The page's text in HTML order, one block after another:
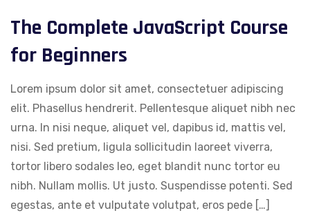
The Complete JavaScript Course
for Beginners
Lorem ipsum dolor sit amet, consectetuer adipiscing
elit. Phasellus hendrerit. Pellentesque aliquet nibh nec
urna. In nisi neque, aliquet vel, dapibus id, mattis vel,
nisi. Sed pretium, ligula sollicitudin laoreet viverra,
tortor libero sodales leo, eget blandit nunc tortor eu
nibh. Nullam mollis. Ut justo. Suspendisse potenti. Sed
egestas, ante et vulputate volutpat, eros pede […]